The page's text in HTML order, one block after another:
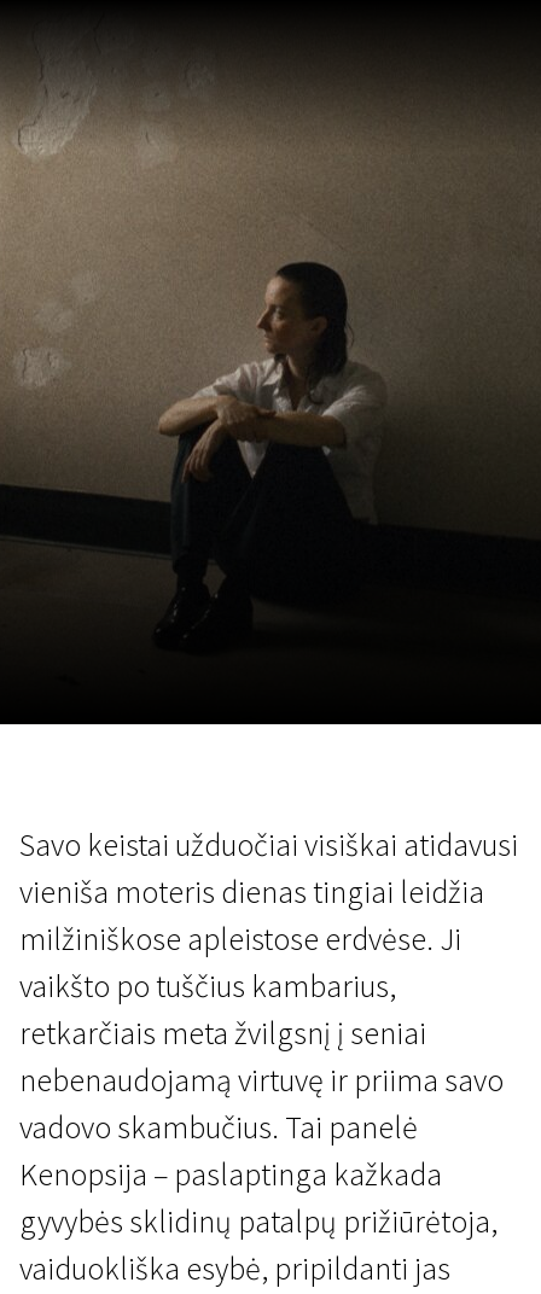
Savo keistai užduočiai visiškai atidavusi
vieniša moteris dienas tingiai leidžia
milžiniškose apleistose erdvėse. Ji
vaikšto po tuščius kambarius,
retkarčiais meta žvilgsnį į seniai
nebenaudojamą virtuvę ir priima savo
vadovo skambučius. Tai panelė
Kenopsija – paslaptinga kažkada
gyvybės sklidinų patalpų prižiūrėtoja,
vaiduokliška esybė, pripildanti jas